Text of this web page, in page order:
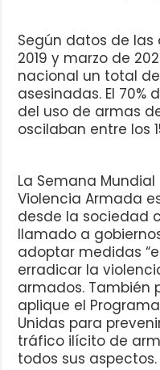
Según datos de las
2019 y marzo de
nacional un total
asesinadas. El
del uso de armas
oscilaban entre los
La Semana
Violencia Armada
desde la sociedad
llamado a
adoptar medidas
erradicar la
armados. También
aplique el
Unidas para
tráfico ilícito de
todos sus aspectos.